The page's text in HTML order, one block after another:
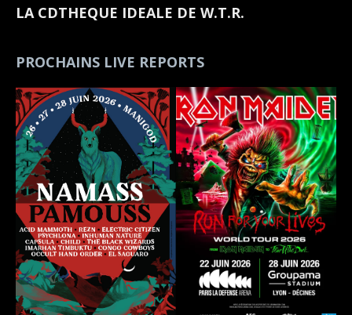
LA CDTHEQUE IDEALE DE W.T.R.
PROCHAINS LIVE REPORTS